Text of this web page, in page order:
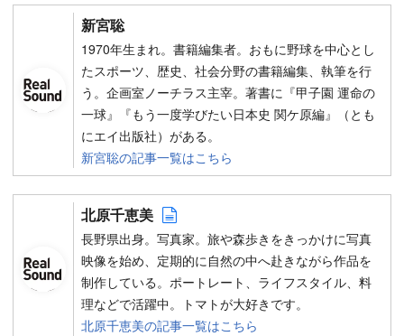
新宮聡
1970年生まれ。書籍編集者。おもに野球を中心とし
たスポーツ、歴史、社会分野の書籍編集、執筆を行
う。企画室ノーチラス主宰。著書に『甲子園 運命の
一球』『もう一度学びたい日本史 関ケ原編』（とも
にエイ出版社）がある。
新宮聡の記事一覧はこちら
北原千恵美
長野県出身。写真家。旅や森歩きをきっかけに写真
映像を始め、定期的に自然の中へ赴きながら作品を
制作している。ポートレート、ライフスタイル、料
理などで活躍中。トマトが大好きです。
北原千恵美の記事一覧はこちら